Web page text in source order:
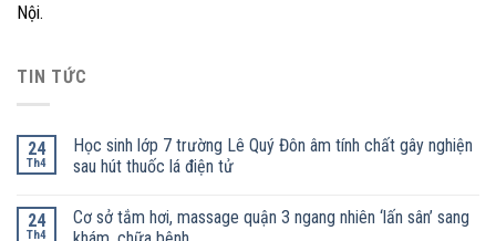
Nội.
TIN TỨC
24
Th4
Học sinh lớp 7 trường Lê Quý Đôn âm tính chất gây nghiện
sau hút thuốc lá điện tử
24
Th4
Cơ sở tắm hơi, massage quận 3 ngang nhiên ‘lấn sân’ sang